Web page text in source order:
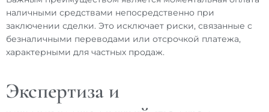
наличными средствами непосредственно при
заключении сделки. Это исключает риски, связанные с
безналичными переводами или отсрочкой платежа,
характерными для частных продаж.
Экспертиза и